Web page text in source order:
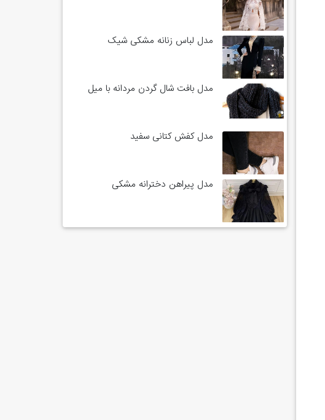
مدل لباس زنانه مشکی شیک
مدل بافت شال گردن مردانه با میل
مدل کفش کتانی سفید
مدل پیراهن دخترانه مشکی